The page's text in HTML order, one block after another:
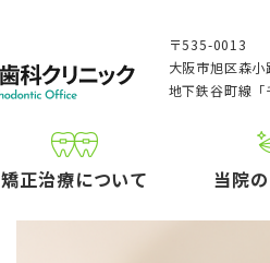
〒535-0013
大阪市旭区森
地下鉄谷町線
矯正治療について 当院